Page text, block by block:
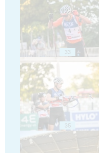
33
35